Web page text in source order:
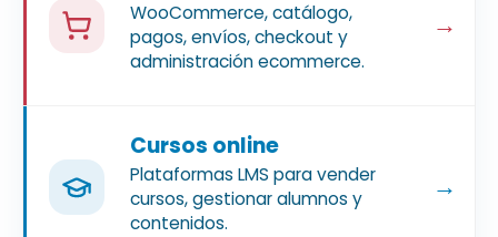
WooCommerce, catálogo,
pagos, envíos, checkout y
administración ecommerce.
→
Cursos online
Plataformas LMS para vender
cursos, gestionar alumnos y
contenidos.
→